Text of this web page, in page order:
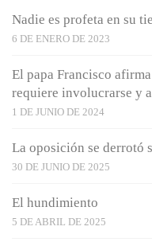
Nadie es profeta en su
6 DE ENERO DE 2023
El papa Francisco
requiere involucrarse y
1 DE JUNIO DE 2024
La oposición se derrotó
30 DE JUNIO DE 2025
El hundimiento
5 DE ABRIL DE 2025